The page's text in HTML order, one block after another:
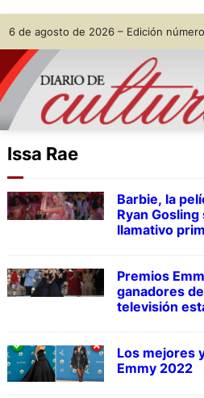
Skip
to
content
6 de agosto de 2026 – Edición
Issa Rae
Barbie, la
Ryan
llamativo
Premios
ganadores
televisión
Los mejores
Emmy 2022